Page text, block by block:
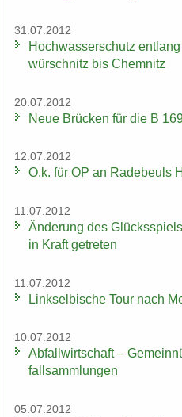
31.07.2012
Hoch­was­ser­schutz
wür­schnitz bis Chem­nitz
20.07.2012
Neue Brü­cken für die B
12.07.2012
O.k. für OP an Ra­de­beuls
11.07.2012
Än­de­rung des
in Kraft ge­tre­ten
11.07.2012
Linksel­bi­sche Tour nach
10.07.2012
Ab­fall­wirt­schaft –
fall­samm­lun­gen
05.07.2012